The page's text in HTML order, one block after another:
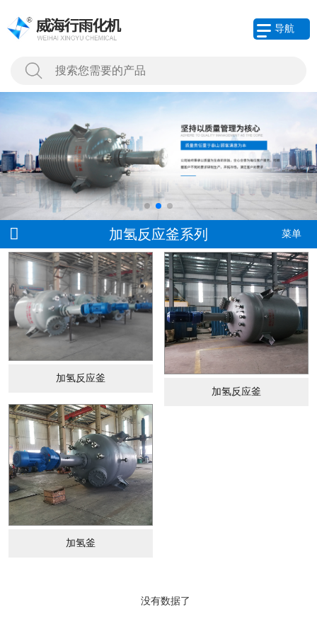
导航
加氢反应釜系列 菜单
加氢反应釜
加氢釜
加氢反应釜
没有数据了